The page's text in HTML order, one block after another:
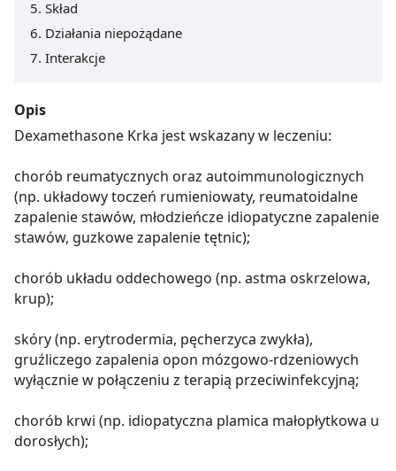
Skład
Działania niepożądane
Interakcje
Opis
Dexamethasone Krka jest wskazany w leczeniu:
chorób reumatycznych oraz autoimmunologicznych
(np. układowy toczeń rumieniowaty, reumatoidalne
zapalenie stawów, młodzieńcze idiopatyczne zapalenie
stawów, guzkowe zapalenie tętnic);
chorób układu oddechowego (np. astma oskrzelowa,
krup);
skóry (np. erytrodermia, pęcherzyca zwykła),
gruźliczego zapalenia opon mózgowo-rdzeniowych
wyłącznie w połączeniu z terapią przeciwinfekcyjną;
chorób krwi (np. idiopatyczna plamica małopłytkowa u
dorosłych);